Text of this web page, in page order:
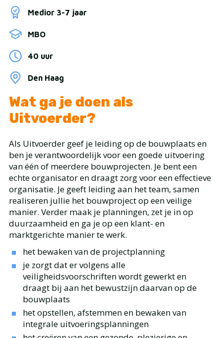
Wat ga je doen als
Uitvoerder?
Als Uitvoerder geef je leiding op de bouwplaats en
ben je verantwoordelijk voor een goede uitvoering
van één of meerdere bouwprojecten. Je bent een
echte organisator en draagt zorg voor een effectieve
organisatie. Je geeft leiding aan het team, samen
realiseren jullie het bouwproject op een veilige
manier. Verder maak je planningen, zet je in op
duurzaamheid en ga je op een klant- en
marktgerichte manier te werk.
het bewaken van de projectplanning
je zorgt dat er volgens alle
veiligheidsvoorschriften wordt gewerkt en
draagt bij aan het bewustzijn daarvan op de
bouwplaats
het opstellen, afstemmen en bewaken van
integrale uitvoeringsplanningen
Medior 3-7 jaar
MBO
40 uur
Den Haag